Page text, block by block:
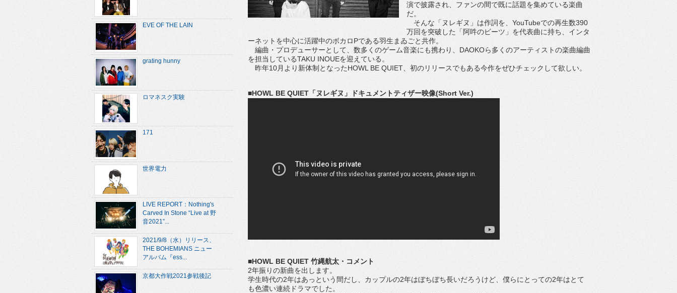
演で披露され、ファンの間で既に話題を集めている楽曲
だ。
そんな「ヌレギヌ」は作詞を、YouTubeでの再生数390
万回を突破した「阿吽のビーツ」を代表曲に持ち、インタ
ーネットを中心に活躍中のボカロPである羽生まゐごと共作。
編曲・プロデューサーとして、数多くのゲーム音楽にも携わり、DAOKOら多くのアーティストの楽曲編曲
を担当しているTAKU INOUEを迎えている。
昨年10月より新体制となったHOWL BE QUIET、初のリリースでもある今作をぜひチェックして欲しい。
■HOWL BE QUIET「ヌレギヌ」ドキュメントティザー映像(Short Ver.)
■HOWL BE QUIET 竹縄航太・コメント
2年振りの新曲を出します。
学生時代の2年はあっという間だし、カップルの2年はぼちぼち長いだろうけど、僕らにとっての2年はとて
も色濃い連続ドラマでした。
EVE OF THE LAIN
grating hunny
ロマネスク実験
171
世界電力
LIVE REPORT：Nothing's
Carved In Stone “Live at 野
音2021”...
2021/9/8（水）リリース、
THE BOHEMIANS ニュー
アルバム『ess...
京都大作戦2021参戦後記